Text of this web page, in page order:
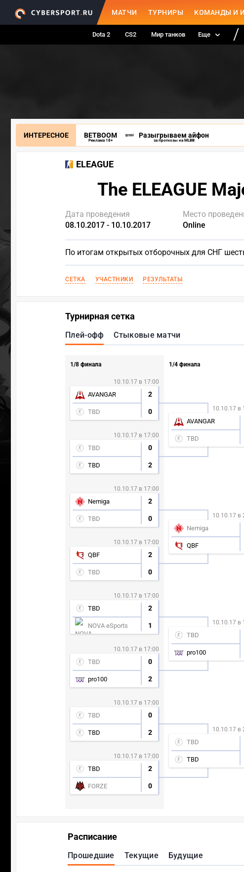
МАТЧИ ТУРНИРЫ КОМАНДЫ И
Dota 2 CS2 Мир танков Еще
ИНТЕРЕСНОЕ BETBOOM
Реклама 18+
Разыгрываем айфон
за прогнозы на MLBB
ELEAGUE
The ELEAGUE
Дата проведения
08.10.2017 - 10.10.2017
Место
Online
По итогам открытых отборочных для СНГ
СЕТКА УЧАСТНИКИ РЕЗУЛЬТАТЫ
Турнирная сетка
Плей-офф Стыковые матчи
1/8 финала
10.10.17 в 17:00
AVANGAR 2
TBD 0
10.10.17 в 17:00
TBD 0
TBD 2
10.10.17 в 17:00
Nemiga 2
TBD 0
10.10.17 в 17:00
QBF 2
TBD 0
10.10.17 в 17:00
TBD 2
NOVA eSports 1
10.10.17 в 17:00
TBD 0
pro100 2
10.10.17 в 17:00
TBD 0
TBD 2
10.10.17 в 17:00
TBD 2
FORZE 0
1/4 финала
10.10.17 в
AVANGAR
TBD
10.10.17 в
Nemiga
QBF
10.10.17 в
TBD
pro100
10.10.17 в
TBD
TBD
Расписание
Прошедшие Текущие Будущие